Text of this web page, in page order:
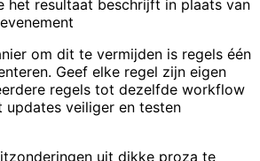
het resultaat beschrijft in plaats van
om dit te vermijden is regels één
Geef elke regel zijn eigen
regels tot dezelfde workflow
updates veiliger en testen
uit dikke proza te